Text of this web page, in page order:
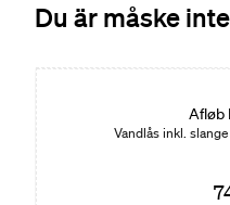
Du är måske
Afløb
Vandlås inkl.